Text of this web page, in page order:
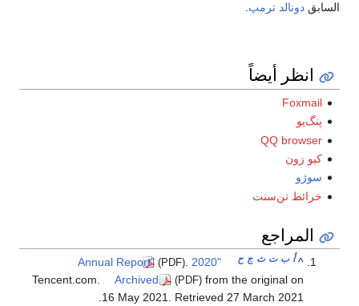
السابق دونالد ترمپ.
انظر أيضاً
Foxmail
پنگ‌يو
QQ browser
كيو زون
سوژو
خرائط تن‌سنت
المراجع
^أ ب ت ث ج ح "2020 Annual Report"
(PDF).
Tencent.com.
Archived (PDF) from the original on
16 May 2021. Retrieved27 March 2021
.